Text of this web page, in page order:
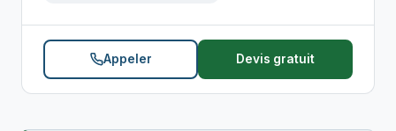
Appeler Devis gratuit